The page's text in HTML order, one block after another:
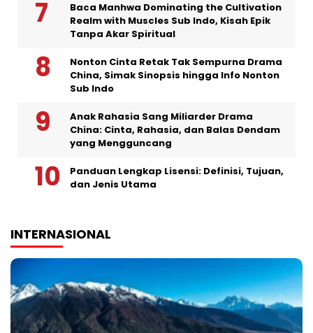
Baca Manhwa Dominating the Cultivation
Realm with Muscles Sub Indo, Kisah Epik
Tanpa Akar Spiritual
Nonton Cinta Retak Tak Sempurna Drama
China, Simak Sinopsis hingga Info Nonton
Sub Indo
Anak Rahasia Sang Miliarder Drama
China: Cinta, Rahasia, dan Balas Dendam
yang Mengguncang
Panduan Lengkap Lisensi: Definisi, Tujuan,
dan Jenis Utama
INTERNASIONAL